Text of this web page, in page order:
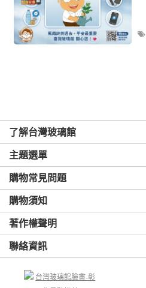
了解台灣玻璃館
主題選單
購物常見問題
購物須知
著作權聲明
聯絡資訊